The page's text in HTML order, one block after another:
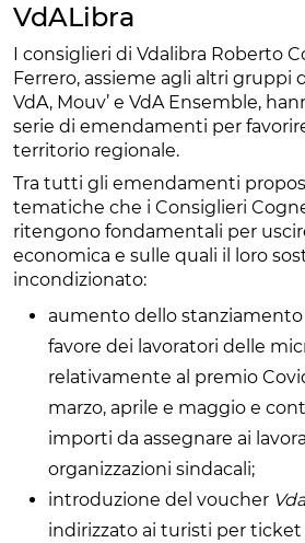
VdALibra
I consiglieri di Vdalibra Roberto
Ferrero, assieme agli altri gruppi
VdA, Mouv’ e VdA Ensemble,
serie di emendamenti per
territorio regionale.
Tra tutti gli emendamenti
tematiche che i Consiglieri
ritengono fondamentali per
economica e sulle quali il loro
incondizionato:
aumento dello
favore dei lavoratori delle
relativamente al premio
marzo, aprile e maggio e
importi da assegnare ai
organizzazioni sindacali;
introduzione del voucher
indirizzato ai turisti per ticket